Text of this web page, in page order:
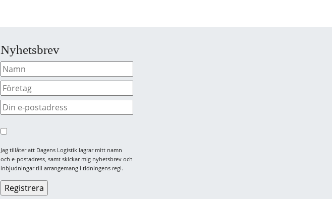
Nyhetsbrev
Jag tillåter att Dagens Logistik lagrar mitt namn
och e-postadress, samt skickar mig nyhetsbrev och
inbjudningar till arrangemang i tidningens regi.